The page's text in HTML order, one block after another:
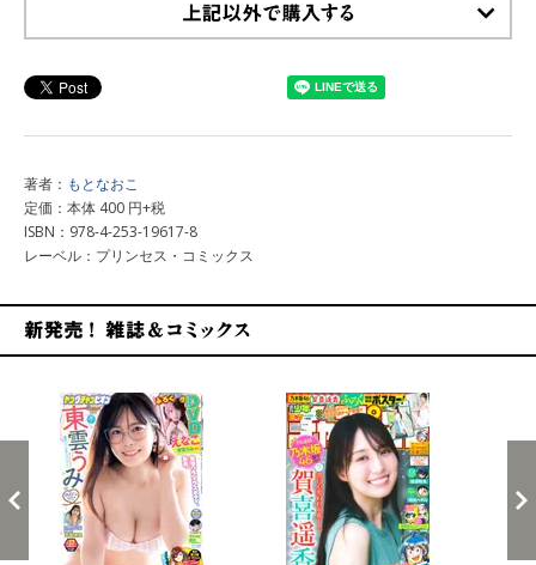
著者： もとなおこ
定価：本体 400 円+税
ISBN：978-4-253-19617-8
レーベル：プリンセス・コミックス